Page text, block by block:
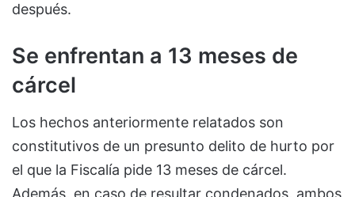
después.
Se enfrentan a 13 meses de
cárcel
Los hechos anteriormente relatados son
constitutivos de un presunto delito de hurto por
el que la Fiscalía pide 13 meses de cárcel.
Además, en caso de resultar condenados, ambos